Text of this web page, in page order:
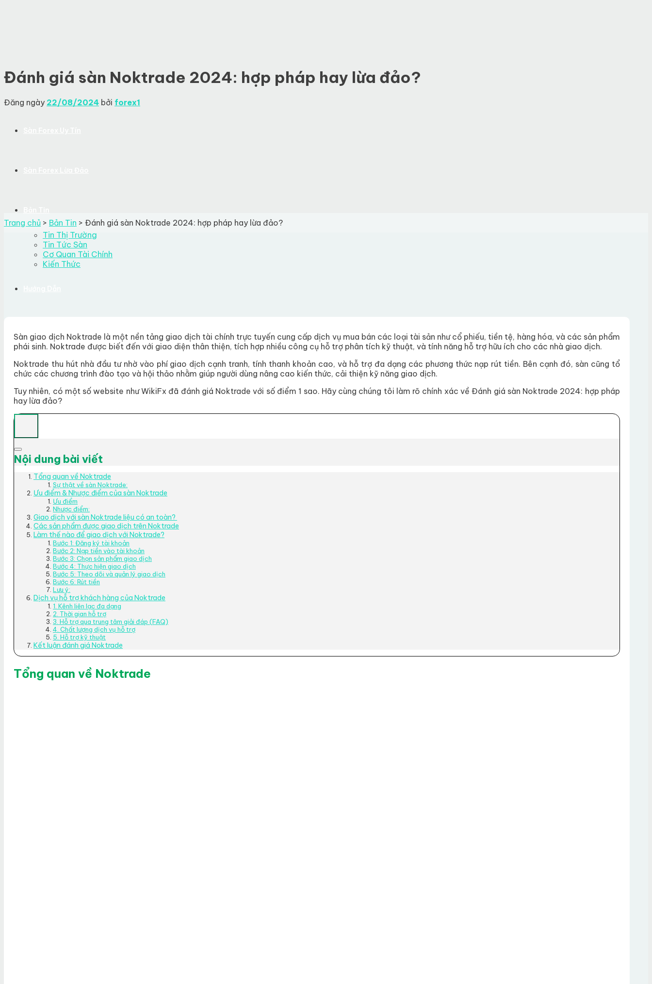
Tin Thị Trường
Tin Tức Sàn
Cơ Quan Tài Chính
Kiến Thức
Quy trình đánh giá
Liên hệ
Search for:
Đánh giá sàn Noktrade 2024: hợp pháp hay lừa đảo?
Đăng ngày 22/08/2024 bởi forex1
Trang chủ > Bản Tin > Đánh giá sàn Noktrade 2024: hợp pháp hay lừa đảo?
Sàn giao dịch Noktrade là một nền tảng giao dịch tài chính trực tuyến cung cấp dịch vụ mua bán các loại tài sản như cổ phiếu, tiền tệ, hàng hóa, và các sản phẩm
phái sinh. Noktrade được biết đến với giao diện thân thiện, tích hợp nhiều công cụ hỗ trợ phân tích kỹ thuật, và tính năng hỗ trợ hữu ích cho các nhà giao dịch.
Noktrade thu hút nhà đầu tư nhờ vào phí giao dịch cạnh tranh, tính thanh khoản cao, và hỗ trợ đa dạng các phương thức nạp rút tiền. Bên cạnh đó, sàn cũng tổ
chức các chương trình đào tạo và hội thảo nhằm giúp người dùng nâng cao kiến thức, cải thiện kỹ năng giao dịch.
Tuy nhiên, có một số website như WikiFx đã đánh giá Noktrade với số điểm 1 sao. Hãy cùng chúng tôi làm rõ chính xác về Đánh giá sàn Noktrade 2024: hợp pháp
hay lừa đảo?
Nội dung bài viết
Tổng quan về Noktrade
Sự thật về sàn Noktrade:
Ưu điểm & Nhược điểm của sàn Noktrade
Ưu điểm
Nhược điểm:
Giao dịch với sàn Noktrade liệu có an toàn?
Các sản phẩm được giao dịch trên Noktrade
Làm thế nào để giao dịch với Noktrade?
Bước 1: Đăng ký tài khoản
Bước 2: Nạp tiền vào tài khoản
Bước 3: Chọn sản phẩm giao dịch
Bước 4: Thực hiện giao dịch
Bước 5: Theo dõi và quản lý giao dịch
Bước 6: Rút tiền
Lưu ý:
Dịch vụ hỗ trợ khách hàng của Noktrade
1. Kênh liên lạc đa dạng
2. Thời gian hỗ trợ
3. Hỗ trợ qua trung tâm giải đáp (FAQ)
4. Chất lượng dịch vụ hỗ trợ
5. Hỗ trợ kỹ thuật
Kết luận đánh giá Noktrade
Tổng quan về Noktrade